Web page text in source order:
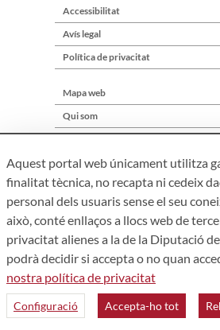
Accessibilitat
Avís legal
Política de privacitat
Mapa web
Qui som
Àrea de Cultura – Gerència de Serveis de
73. 08018 Barcelona. Tel: 934 022 241
Aquest portal web únicament utilitza
finalitat tècnica, no recapta ni cedeix
personal dels usuaris sense el seu
això, conté enllaços a llocs web de
privacitat alienes a la de la Diputació
podrà decidir si accepta o no quan
nostra política de privacitat
Configuració Accepta-ho tot